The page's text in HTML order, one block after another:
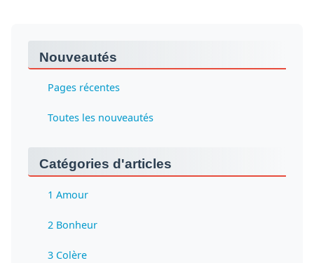
Nouveautés
Pages récentes
Toutes les nouveautés
Catégories d'articles
1 Amour
2 Bonheur
3 Colère